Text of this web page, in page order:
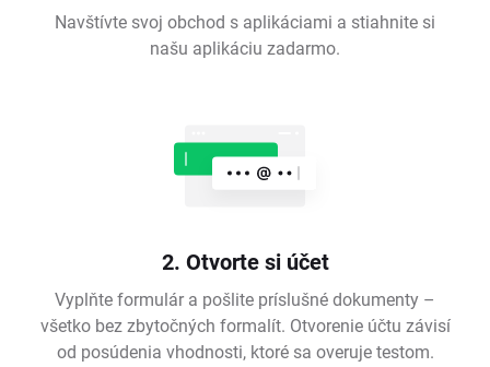
Navštívte svoj obchod s aplikáciami a stiahnite si
našu aplikáciu zadarmo.
2. Otvorte si účet
Vyplňte formulár a pošlite príslušné dokumenty –
všetko bez zbytočných formalít. Otvorenie účtu závisí
od posúdenia vhodnosti, ktoré sa overuje testom.